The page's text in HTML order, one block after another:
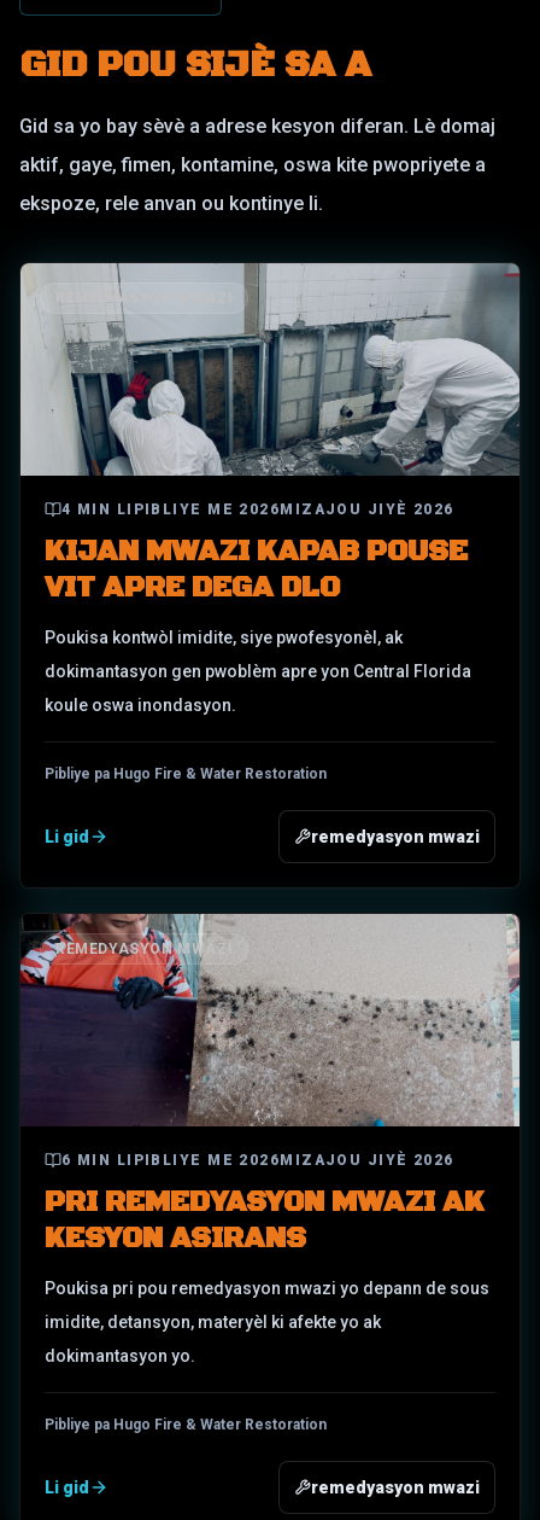
GID POU SIJÈ SA A
Gid sa yo bay sèvè a adrese kesyon diferan. Lè domaj
aktif, gaye, fimen, kontamine, oswa kite pwopriyete a
ekspoze, rele anvan ou kontinye li.
REMEDYASYON MWAZI
4 MIN LI PIBLIYE ME 2026 MIZAJOU JIYÈ 2026
KIJAN MWAZI KAPAB POUSE
VIT APRE DEGA DLO
Poukisa kontwòl imidite, siye pwofesyonèl, ak
dokimantasyon gen pwoblèm apre yon Central Florida
koule oswa inondasyon.
Pibliye pa Hugo Fire & Water Restoration
Li gid remedyasyon mwazi
REMEDYASYON MWAZI
6 MIN LI PIBLIYE ME 2026 MIZAJOU JIYÈ 2026
PRI REMEDYASYON MWAZI AK
KESYON ASIRANS
Poukisa pri pou remedyasyon mwazi yo depann de sous
imidite, detansyon, materyèl ki afekte yo ak
dokimantasyon yo.
Pibliye pa Hugo Fire & Water Restoration
Li gid remedyasyon mwazi